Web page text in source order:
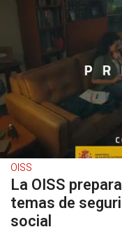
OISS
La OISS
temas de
social